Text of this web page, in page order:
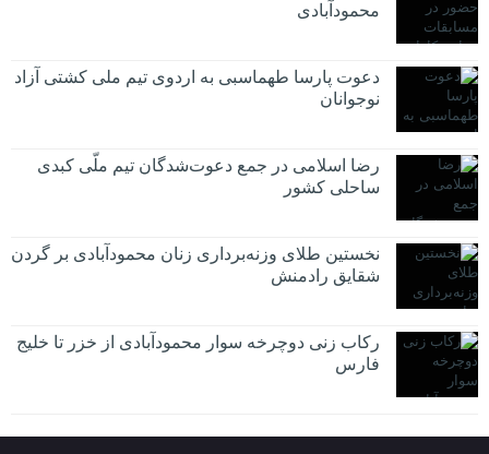
محمودآبادی
دعوت پارسا طهماسبی به اردوی تیم ملی کشتی آزاد
نوجوانان
رضا اسلامی در جمع دعوت‌شدگان تیم ملّی کبدی
ساحلی کشور
نخستین طلای وزنه‌برداری زنان محمودآبادی بر گردن
شقایق رادمنش
رکاب زنی دوچرخه سوار محمودآبادی از خزر تا خلیج
فارس